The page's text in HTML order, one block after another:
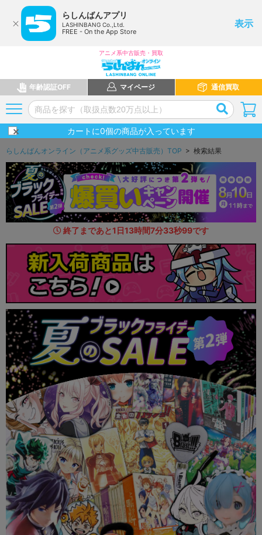
らしんばんアプリ
LASHINBANG Co.,Ltd.
FREE - On the App Store
表示
アニメ系中古販売・買取
年齢認証OFF マイページ 通信買取
カートに0個の商品が入っています
らしんばんオンライン（アニメ系グッズ中古販売）TOP > 検索結果
終了まであと1日13時間7分32秒61です